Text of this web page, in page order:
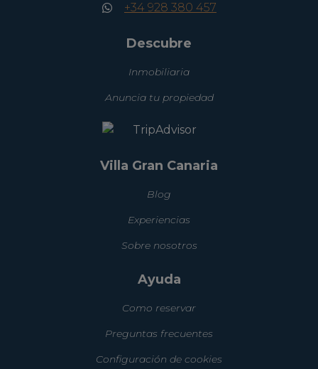
+34 928 380 457
Descubre
Inmobiliaria
Anuncia tu propiedad
Villa Gran Canaria
Blog
Experiencias
Sobre nosotros
Ayuda
Como reservar
Preguntas frecuentes
Configuración de cookies